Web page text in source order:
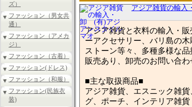
ズ）
ファッション（男女共
通）
ファッション（アメカ
ジ）
ファッション（古着）
ファッション(ドレス)
ファッション（和服）
ファッション(民族衣
装)
アジア雑貨の輸
アジア雑貨と衣料の輸入・
ーアクセサリー、バリ島の
ストーン等々、多種多様な
販売あり、卸売のお問い合
■主な取扱商品■
アジア雑貨、エスニック雑
グ、ポーチ、インテリア雑貨